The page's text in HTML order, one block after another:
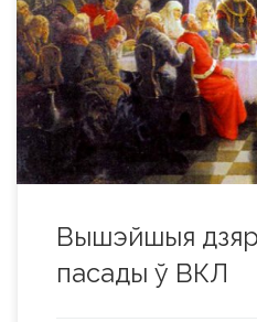
носьбітам вярхоўнай улады.
вышэйшай і канчатковай
Гедзіміна, Альгерда і Вітаўта
неабмежаванай. З часоў
паводле якога велікакняжацкі
Вышэйшыя
пасады ў ВКЛ